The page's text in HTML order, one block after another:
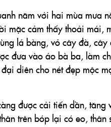
năm với hai mùa mưa
mặc cảm thấy thoải mái,
lá bàng, vỏ cây đà,
đưa vào áo bà ba, làm
diên cho nét đẹp mộc
được cải tiến dần,
trên bóp lại có eo,